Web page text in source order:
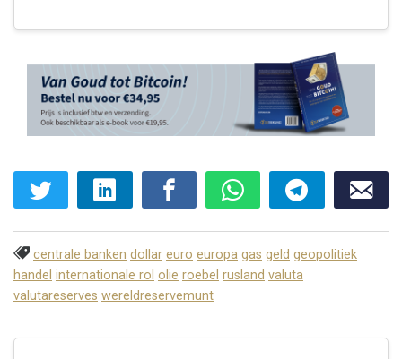
centrale banken dollar euro europa gas geld geopolitiek
handel internationale rol olie roebel rusland valuta
valutareserves wereldreservemunt